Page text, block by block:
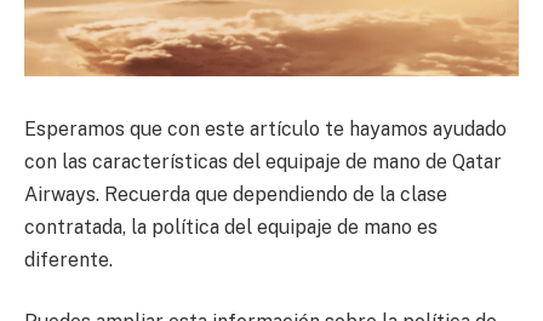
Esperamos que con este artículo te hayamos ayudado
con las características del equipaje de mano de Qatar
Airways. Recuerda que dependiendo de la clase
contratada, la política del equipaje de mano es
diferente.